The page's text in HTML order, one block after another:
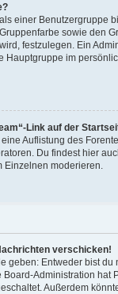
einer Benutzergruppe
sowie den
festzulegen. Ein
Hauptgruppe im
Link auf der
Auflistung des
Du findest hier
Einzelnen moderieren.
verschicken!
geben: Entweder bist du
Administration hat
Außerdem